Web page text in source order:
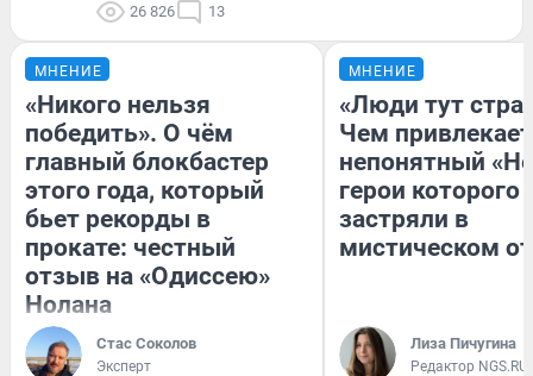
26 826 13
МНЕНИЕ
«Никого нельзя
победить». О чём
главный блокбастер
этого года, который
бьет рекорды в
прокате: честный
отзыв на «Одиссею»
Нолана
Стас Соколов
Эксперт
МНЕНИЕ
«Люди тут
Чем привлекает
непонятный
герои которого
застряли в
мистическом
Лиза Пичугина
Редактор NGS.RU